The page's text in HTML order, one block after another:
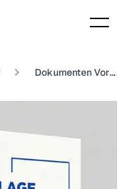
Dokumenten Vorlage TISAX® Kapitel 1.5.1 Inwieweit wird die Einhaltung der Informationssicherheit in Verfahren und Prozessen sichergestellt?